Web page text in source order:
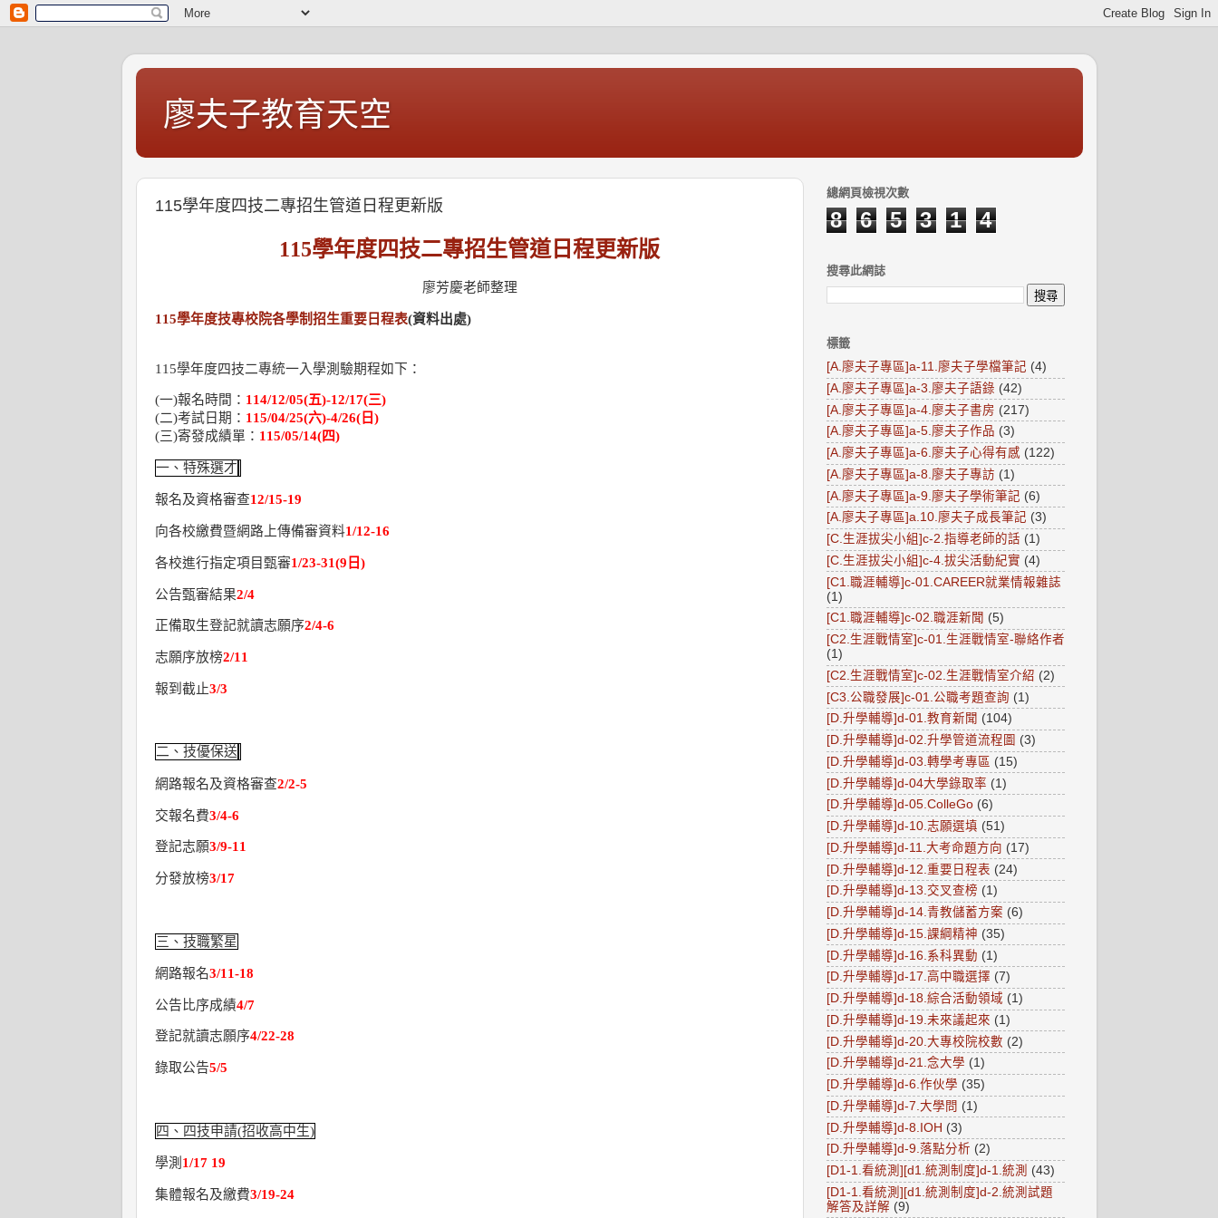
廖夫子教育天空
115學年度四技二專招生管道日程更新版
115學年度四技二專招生管道日程更新版
廖芳慶老師整理
115學年度技專校院各學制招生重要日程表(資料出處)
115學年度四技二專統一入學測驗期程如下：
(一)報名時間： 114/12/05(五)-12/17(三)
(二)考試日期： 115/04/25(六)-4/26(日)
(三)寄發成績單： 115/05/14(四)
一、特殊選才
報名及資格審查12/15-19
向各校繳費暨網路上傳備審資料1/12-16
各校進行指定項目甄審1/23-31(9 日)
公告甄審結果2/4
正備取生登記就讀志願序2/4-6
志願序放榜2/11
報到截止3/3
二、技優保送
網路報名及資格審查2/2-5
交報名費3/4-6
登記志願3/9-11
分發放榜3/17
三、技職繁星
網路報名3/11-18
公告比序成績4/7
登記就讀志願序4/22-28
錄取公告5/5
四、四技申請(招收高中生)
學測 1/17 19
集體報名及繳費3/19-24
總網頁檢視次數
8 6 5 3 1 4
搜尋此網誌
標籤
[A.廖夫子專區]a-11.廖夫子學檔筆記 (4)
[A.廖夫子專區]a-3.廖夫子語錄 (42)
[A.廖夫子專區]a-4.廖夫子書房 (217)
[A.廖夫子專區]a-5.廖夫子作品 (3)
[A.廖夫子專區]a-6.廖夫子心得有感 (122)
[A.廖夫子專區]a-8.廖夫子專訪 (1)
[A.廖夫子專區]a-9.廖夫子學術筆記 (6)
[A.廖夫子專區]a.10.廖夫子成長筆記 (3)
[C.生涯拔尖小組]c-2.指導老師的話 (1)
[C.生涯拔尖小組]c-4.拔尖活動紀實 (4)
[C1.職涯輔導]c-01.CAREER就業情報雜誌
(1)
[C1.職涯輔導]c-02.職涯新聞 (5)
[C2.生涯戰情室]c-01.生涯戰情室-聯絡作者
(1)
[C2.生涯戰情室]c-02.生涯戰情室介紹 (2)
[C3.公職發展]c-01.公職考題查詢 (1)
[D.升學輔導]d-01.教育新聞 (104)
[D.升學輔導]d-02.升學管道流程圖 (3)
[D.升學輔導]d-03.轉學考專區 (15)
[D.升學輔導]d-04大學錄取率 (1)
[D.升學輔導]d-05.ColleGo (6)
[D.升學輔導]d-10.志願選填 (51)
[D.升學輔導]d-11.大考命題方向 (17)
[D.升學輔導]d-12.重要日程表 (24)
[D.升學輔導]d-13.交叉查榜 (1)
[D.升學輔導]d-14.青教儲蓄方案 (6)
[D.升學輔導]d-15.課綱精神 (35)
[D.升學輔導]d-16.系科異動 (1)
[D.升學輔導]d-17.高中職選擇 (7)
[D.升學輔導]d-18.綜合活動領域 (1)
[D.升學輔導]d-19.未來議起來 (1)
[D.升學輔導]d-20.大專校院校數 (2)
[D.升學輔導]d-21.念大學 (1)
[D.升學輔導]d-6.作伙學 (35)
[D.升學輔導]d-7.大學問 (1)
[D.升學輔導]d-8.IOH (3)
[D.升學輔導]d-9.落點分析 (2)
[D1-1.看統測][d1.統測制度]d-1.統測 (43)
[D1-1.看統測][d1.統測制度]d-2.統測試題
解答及詳解 (9)